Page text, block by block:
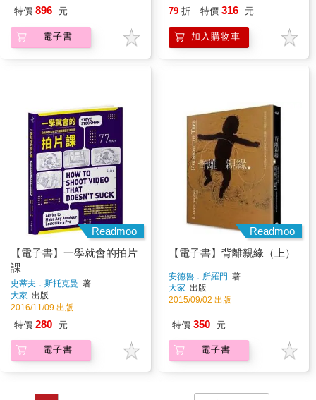
特價 896 元
電子書
79 折 特價 316 元
加入購物車
Readmoo
【電子書】一學就會的拍片
課
史蒂夫．斯托克曼 著
大家 出版
2016/11/09 出版
特價 280 元
電子書
Readmoo
【電子書】背離親緣（上）
安德魯．所羅門 著
大家 出版
2015/09/02 出版
特價 350 元
電子書